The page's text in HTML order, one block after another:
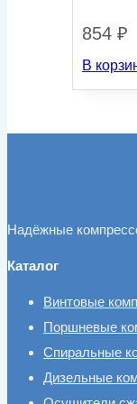
854 ₽
В
Надёжные
Каталог
Винтовые
Поршневые
Спиральные
Дизельные